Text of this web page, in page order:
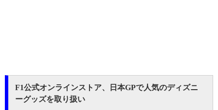
F1公式オンラインストア、日本GPで人気のディズニ
ーグッズを取り扱い